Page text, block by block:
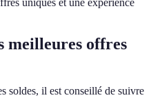
meilleures offres
soldes, il est conseillé de suivre